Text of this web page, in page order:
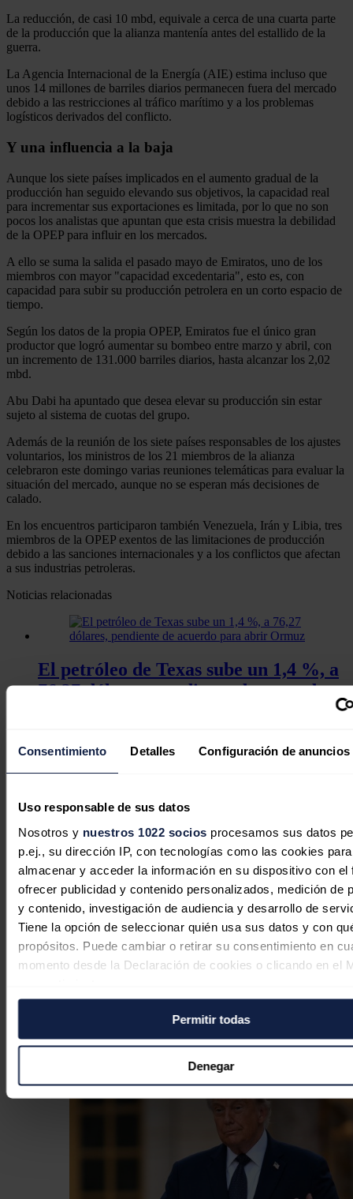
Consentimiento Detalles Configuración de anuncios
Uso responsable de sus datos
Nosotros y nuestros 1022 socios procesamos sus datos
p.ej., su dirección IP, con tecnologías como las cookies para
almacenar y acceder la información en su dispositivo con el
ofrecer publicidad y contenido personalizados, medición de
y contenido, investigación de audiencia y desarrollo de
Tiene la opción de seleccionar quién usa sus datos y con
propósitos. Puede cambiar o retirar su consentimiento en
momento desde la Declaración de cookies o clicando en el
Si lo permite, también quisiéramos:
Recopilar información sobre su ubicación geográfica
puede tener una precisión de varios metros
Identificar su dispositivo analizándolo activamente
características específicas (huellas digitales)
Obtenga más información sobre cómo se procesan sus
personales y establezca sus preferencias en la
Puede cambiar o retirar su consentimiento en cualquier
Permitir todas
Denegar
La reducción, de casi 10 mbd, equivale a cerca de una cuarta parte
de la producción que la alianza mantenía antes del estallido de la
guerra.
La Agencia Internacional de la Energía (AIE) estima incluso que
unos 14 millones de barriles diarios permanecen fuera del mercado
debido a las restricciones al tráfico marítimo y a los problemas
logísticos derivados del conflicto.
Y una influencia a la baja
Aunque los siete países implicados en el aumento gradual de la
producción han seguido elevando sus objetivos, la capacidad real
para incrementar sus exportaciones es limitada, por lo que no son
pocos los analistas que apuntan que esta crisis muestra la debilidad
de la OPEP para influir en los mercados.
A ello se suma la salida el pasado mayo de Emiratos, uno de los
miembros con mayor "capacidad excedentaria", esto es, con
capacidad para subir su producción petrolera en un corto espacio de
tiempo.
Según los datos de la propia OPEP, Emiratos fue el único gran
productor que logró aumentar su bombeo entre marzo y abril, con
un incremento de 131.000 barriles diarios, hasta alcanzar los 2,02
mbd.
Abu Dabi ha apuntado que desea elevar su producción sin estar
sujeto al sistema de cuotas del grupo.
Además de la reunión de los siete países responsables de los ajustes
voluntarios, los ministros de los 21 miembros de la alianza
celebraron este domingo varias reuniones telemáticas para evaluar la
situación del mercado, aunque no se esperan más decisiones de
calado.
En los encuentros participaron también Venezuela, Irán y Libia, tres
miembros de la OPEP exentos de las limitaciones de producción
debido a las sanciones internacionales y a los conflictos que afectan
a sus industrias petroleras.
Noticias relacionadas
El petróleo de Texas sube un 1,4 %, a
76,27 dólares, pendiente de acuerdo
Redacción 06/08/2026
BP gana un 235% más hasta junio
ante la subida del precio del petróleo
Redacción04/08/2026